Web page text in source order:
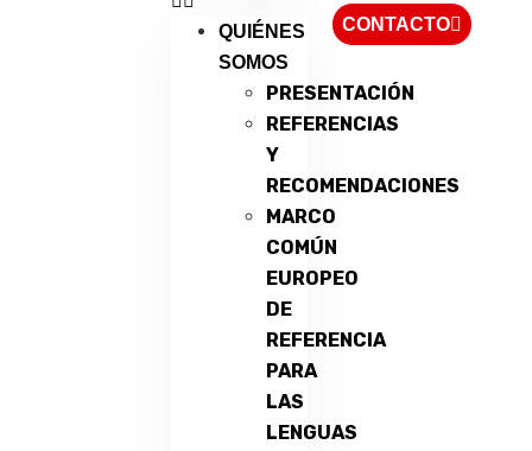
QUIÉNES
SOMOS
PRESENTACIÓN
REFERENCIAS
Y
RECOMENDACIONES
MARCO
COMÚN
EUROPEO
DE
REFERENCIA
PARA
LAS
LENGUAS
CONTACTO